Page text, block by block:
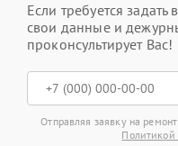
Если требуется задать
свои данные и
проконсультирует Вас!
Отправляя заявку на
Политикой